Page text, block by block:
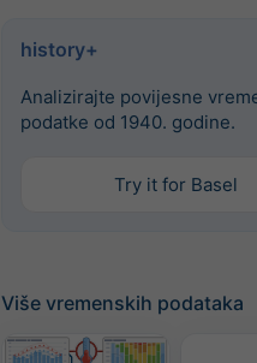
history+
Analizirajte povijesne
podatke od 1940. godine.
Try it for Basel
Više vremenskih podataka